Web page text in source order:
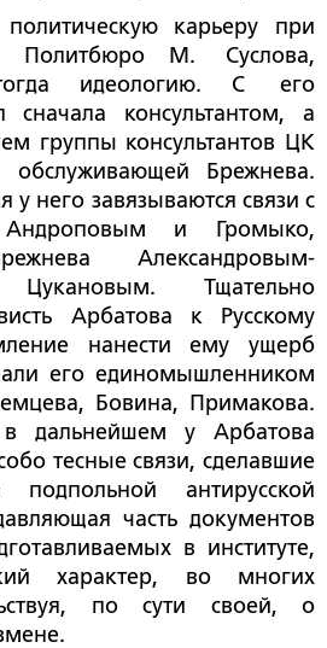
карьеру при
Политбюро М. Суслова,
идеологию. С его
консультантом, а
группы консультантов ЦК
обслуживающей Брежнева.
него завязываются связи с
и Громыко,
Александровым-
Тщательно
Арбатова к Русскому
нанести ему ущерб
его единомышленником
Бовина, Примакова.
дальнейшем у Арбатова
тесные связи, сделавшие
антирусской
часть документов
в институте,
характер, во многих
по сути своей, о